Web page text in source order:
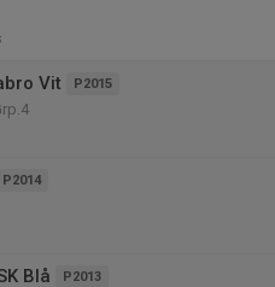
Vit P2015
P2014
Blå P2013